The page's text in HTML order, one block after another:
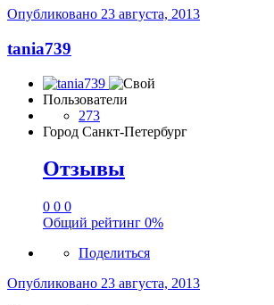
Опубликовано 23 августа, 2013
tania739
Пользователи
273
Город Санкт-Петербург
Отзывы
0 0 0
Общий рейтинг 0%
Поделиться
Опубликовано 23 августа, 2013